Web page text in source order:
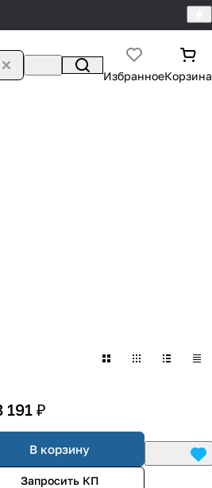
ИзбранноеКорзина
191 ₽
В корзину
Запросить КП